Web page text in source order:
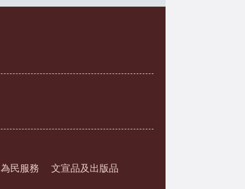
為民服務 文宣品及出版品